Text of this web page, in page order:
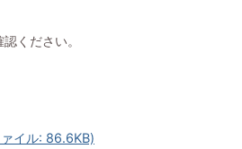
ください。
イル: 86.6KB)